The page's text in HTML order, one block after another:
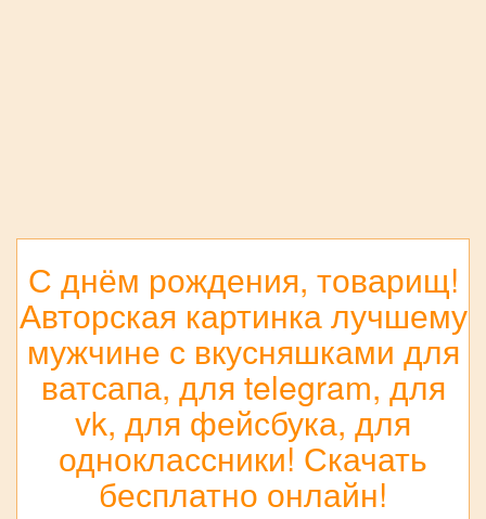
С днём рождения, товарищ!
Авторская картинка лучшему
мужчине с вкусняшками для
ватсапа, для telegram, для
vk, для фейсбука, для
одноклассники! Скачать
бесплатно онлайн!